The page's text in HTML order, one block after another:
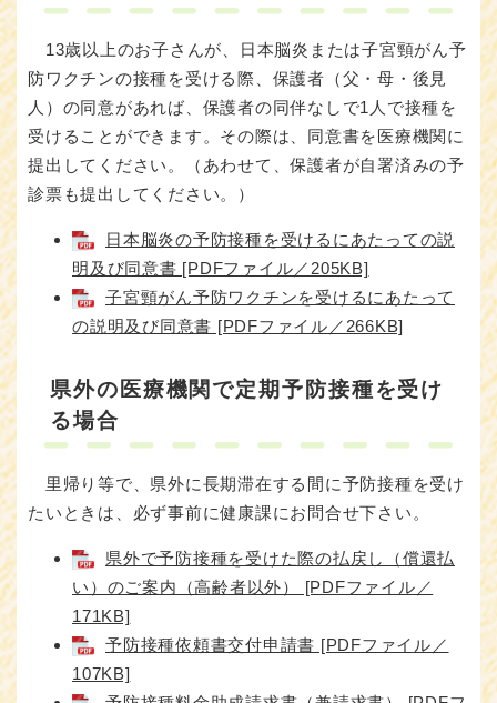
13歳以上のお子さんが、日本脳炎または子宮頸がん予
防ワクチンの接種を受ける際、保護者（父・母・後見
人）の同意があれば、保護者の同伴なしで1人で接種を
受けることができます。その際は、同意書を医療機関に
提出してください。（あわせて、保護者が自署済みの予
診票も提出してください。）
日本脳炎の予防接種を受けるにあたっての説
明及び同意書 [PDFファイル／205KB]
子宮頸がん予防ワクチンを受けるにあたって
の説明及び同意書 [PDFファイル／266KB]
県外の医療機関で定期予防接種を受け
る場合
里帰り等で、県外に長期滞在する間に予防接種を受け
たいときは、必ず事前に健康課にお問合せ下さい。
県外で予防接種を受けた際の払戻し（償還払
い）のご案内（高齢者以外） [PDFファイル／
171KB]
予防接種依頼書交付申請書 [PDFファイル／
107KB]